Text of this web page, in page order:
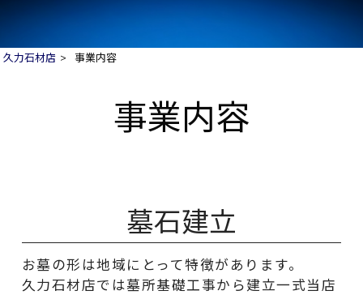
久力石材店 > 事業内容
事業内容
墓石建立
お墓の形は地域にとって特徴があります。
久力石材店では墓所基礎工事から建立一式当店